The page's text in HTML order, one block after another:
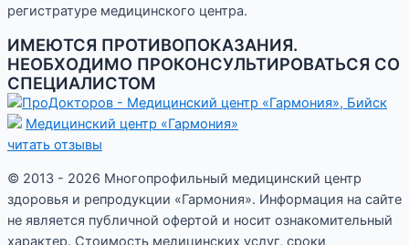
регистратуре медицинского центра.
ИМЕЮТСЯ ПРОТИВОПОКАЗАНИЯ.
НЕОБХОДИМО ПРОКОНСУЛЬТИРОВАТЬСЯ СО
СПЕЦИАЛИСТОМ
Медицинский центр «Гармония»
читать отзывы
© 2013 - 2026 Многопрофильный медицинский центр
здоровья и репродукции «Гармония». Информация на сайте
не является публичной офертой и носит ознакомительный